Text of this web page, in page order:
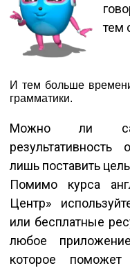
тем
И тем больше
грамматики.
Можно ли
лишь поставить
Помимо курса
Центр»
или бесплатные
любое
которое поможет